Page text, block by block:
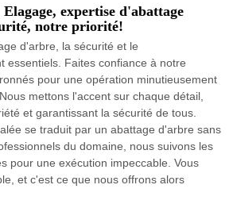
expertise d'abattage
notre priorité!
d'arbre, la sécurité et le
essentiels. Faites confiance à notre
pour une opération minutieusement
mettons l'accent sur chaque détail,
et garantissant la sécurité de tous.
se traduit par un abattage d'arbre sans
du domaine, nous suivons les
pour une exécution impeccable. Vous
et c'est ce que nous offrons alors